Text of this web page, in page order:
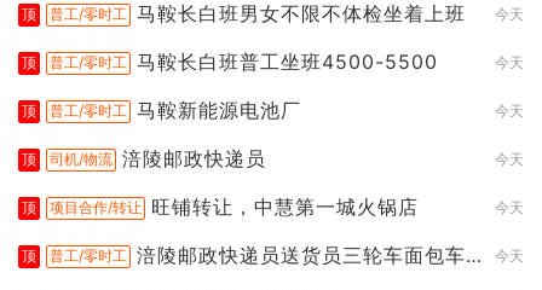
顶 普工/零时工 马鞍长白班男女不限不体检坐着上班 今天
顶 普工/零时工 马鞍长白班普工坐班4500-5500 今天
顶 普工/零时工 马鞍新能源电池厂 今天
顶 司机/物流 涪陵邮政快递员 今天
顶 项目合作/转让 旺铺转让，中慧第一城火锅店 今天
顶 普工/零时工 涪陵邮政快递员送货员三轮车面包车
今天